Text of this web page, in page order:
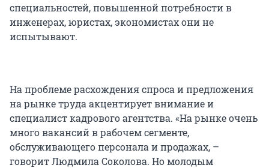
специальностей, повышенной потребности в
инженерах, юристах, экономистах они не
испытывают.
На проблеме расхождения спроса и предложения
на рынке труда акцентирует внимание и
специалист кадрового агентства. «На рынке очень
много вакансий в рабочем сегменте,
обслуживающего персонала и продажах, –
говорит Людмила Соколова. Но молодым